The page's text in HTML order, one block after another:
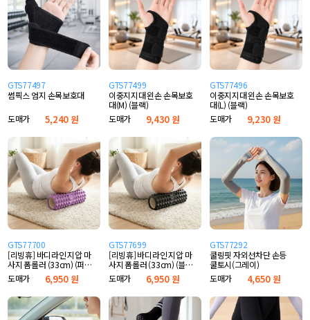
GTS77497
썸픽스 엄지 손목보호대
도매가
5,240 원
GTS77499
이중지지대 왼손 손목보호
대(M) (블랙)
도매가
9,430 원
GTS77496
이중지지대 왼손 손목보호
대(L) (블랙)
도매가
9,230 원
GTS77700
[리빙휴] 바디라인 지압 마
사지 폼롤러 (33cm) (퍼
플)
도매가 6,950 원
GTS77699
[리빙휴] 바디라인 지압 마
사지 폼롤러 (33cm) (블
랙)
도매가 6,950 원
GTS77292
쿨링핏 자외선차단 손등
쿨토시(그레이)
도매가
4,650 원